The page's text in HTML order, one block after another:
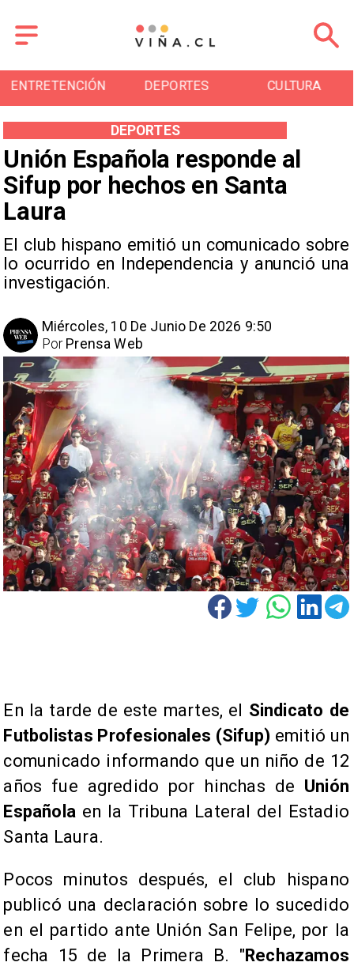
ENTRETENCIÓN DEPORTES CULTURA
Unión Española responde al
Sifup por hechos en Santa
Laura
El club hispano emitió un comunicado sobre
lo ocurrido en Independencia y anunció una
investigación.
DEPORTES
Miércoles, 10 De Junio De 2026 9:50
Prensa Web
Por
En la tarde de este martes, el Sindicato de
Futbolistas Profesionales (Sifup) emitió un
comunicado informando que un niño de 12
años fue agredido por hinchas de Unión
Española en la Tribuna Lateral del Estadio
Santa Laura.
Pocos minutos después, el club hispano
publicó una declaración sobre lo sucedido
en el partido ante Unión San Felipe, por la
fecha 15 de la Primera B. "Rechazamos